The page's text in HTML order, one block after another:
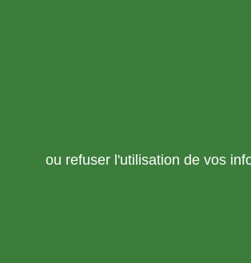
ou refuser l'utilisation de vos